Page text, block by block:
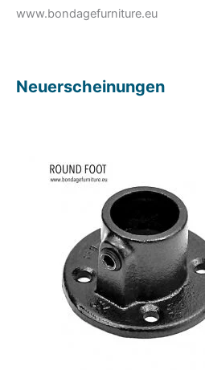
www.bondagefurniture.eu
Neuerscheinungen